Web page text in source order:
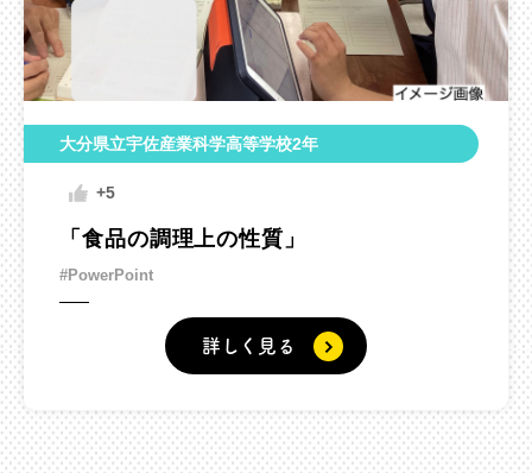
大分県立宇佐産業科学高等学校2年
+5
「食品の調理上の性質」
#PowerPoint
詳しく見る